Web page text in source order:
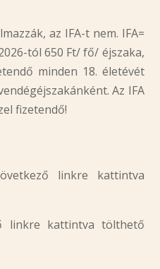
az IFA-t nem. IFA=
tól 650 Ft/ fő/ éjszaka,
minden 18. életévét
Az IFA
fizetendő!
linkre kattintva
linkre kattintva tölthető